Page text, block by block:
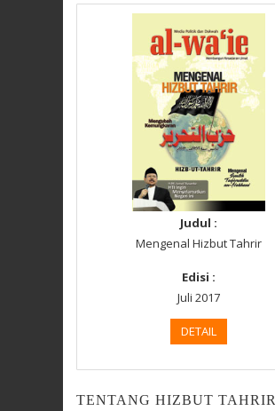
Judul :
Mengenal Hizbut Tahrir
Edisi :
Juli 2017
DETAIL
TENTANG HIZBUT TAHRIR